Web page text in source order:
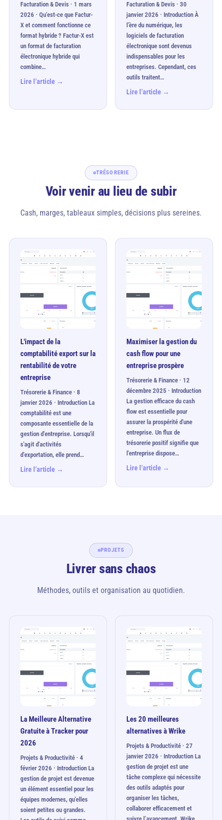
Facturation & Devis · 1 mars
2026 · Qu'est-ce que Factur-
X et comment fonctionne ce
format hybride ? Factur-X est
un format de facturation
électronique hybride qui
combine…
Lire l’article →
Facturation & Devis · 30
janvier 2026 · Introduction À
l’ère du numérique, les
logiciels de facturation
électronique sont devenus
indispensables pour les
entreprises. Cependant, ces
outils traitent…
Lire l’article →
TRÉSORERIE
Voir venir au lieu de subir
Cash, marges, tableaux simples, décisions plus sereines.
L'impact de la
comptabilité export sur la
rentabilité de votre
entreprise
Trésorerie & Finance · 8
janvier 2026 · Introduction La
comptabilité est une
composante essentielle de la
gestion d'entreprise. Lorsqu'il
s'agit d'activités
d'exportation, elle prend…
Lire l’article →
Maximiser la gestion du
cash flow pour une
entreprise prospère
Trésorerie & Finance · 12
décembre 2025 · Introduction
La gestion efficace du cash
flow est essentielle pour
assurer la prospérité d'une
entreprise. Un flux de
trésorerie positif signifie que
l'entreprise dispose…
Lire l’article →
PROJETS
Livrer sans chaos
Méthodes, outils et organisation au quotidien.
La Meilleure Alternative
Gratuite à Tracker pour
2026
Projets & Productivité · 4
février 2026 · Introduction La
gestion de projet est devenue
un élément essentiel pour les
équipes modernes, qu'elles
soient petites ou grandes.
Les 20 meilleures
alternatives à Wrike
Projets & Productivité · 27
janvier 2026 · Introduction La
gestion de projet est une
tâche complexe qui nécessite
des outils adaptés pour
organiser les tâches,
collaborer efficacement et